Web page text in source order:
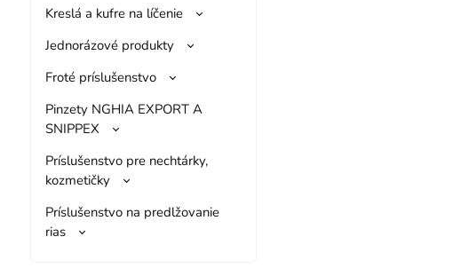
Kreslá a kufre na líčenie
Jednorázové produkty
Froté príslušenstvo
Pinzety NGHIA EXPORT A
SNIPPEX
Príslušenstvo pre nechtárky,
kozmetičky
Príslušenstvo na predlžovanie
rias